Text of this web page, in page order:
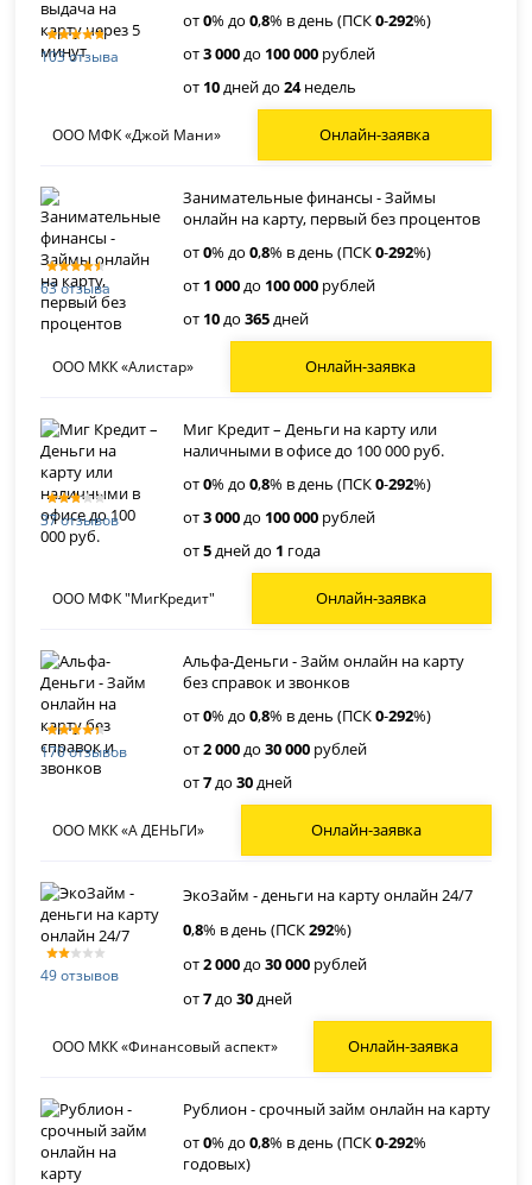
103 отзыва
от0% до0,8% в день (ПСК0-292%)
от3 000до 100 000 рублей
от 10дней до24недель
ООО МФК «Джой Мани» Онлайн-заявка
63 отзыва
Занимательные финансы - Займы
онлайн на карту, первый без процентов
от0% до0,8% в день (ПСК0-292%)
от 1 000до 100 000 рублей
от 10до365дней
ООО МКК «Алистар» Онлайн-заявка
37 отзывов
Миг Кредит – Деньги на карту или
наличными в офисе до 100 000 руб.
от0% до0,8% в день (ПСК0-292%)
от3 000до 100 000 рублей
от5дней до 1 года
ООО МФК "МигКредит" Онлайн-заявка
170 отзывов
Альфа-Деньги - Займ онлайн на карту
без справок и звонков
от0% до0,8% в день (ПСК0-292%)
от2 000до30 000 рублей
от7до30дней
ООО МКК «А ДЕНЬГИ» Онлайн-заявка
49 отзывов
ЭкоЗайм - деньги на карту онлайн 24/7
0,8% в день (ПСК292%)
от2 000до30 000 рублей
от7до30дней
ООО МКК «Финансовый аспект» Онлайн-заявка
Рублион - срочный займ онлайн на карту
от0% до0,8% в день (ПСК0-292%
годовых)